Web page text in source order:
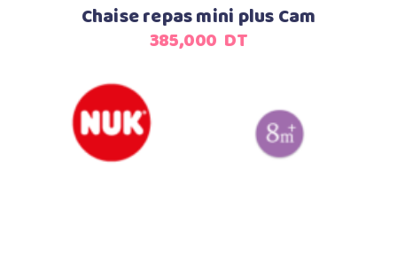
Chaise repas mini plus Cam
385,000 DT